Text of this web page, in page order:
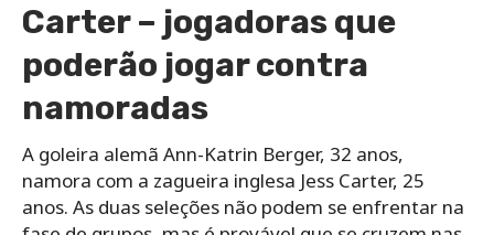
Carter – jogadoras que
poderão jogar contra
namoradas
A goleira alemã Ann-Katrin Berger, 32 anos,
namora com a zagueira inglesa Jess Carter, 25
anos. As duas seleções não podem se enfrentar na